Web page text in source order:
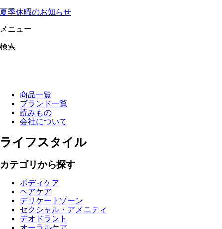
夏季休暇のお知らせ
メニュー
検索
商品一覧
ブランド一覧
読みもの
会社について
ライフスタイル
カテゴリから探す
ボディケア
ヘアケア
デリケートゾーン
セクシャル・アメニティ
デオドラント